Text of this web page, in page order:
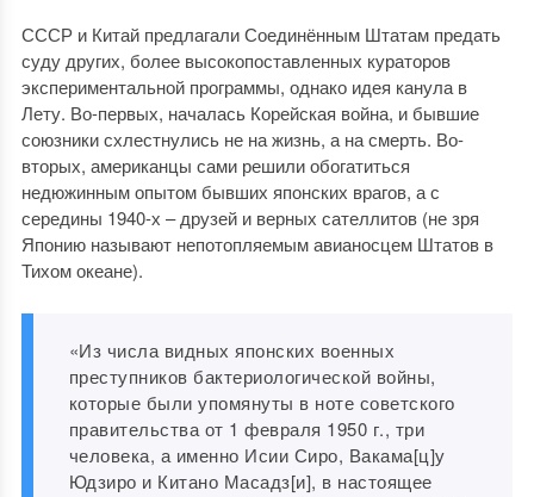
СССР и Китай предлагали Соединённым Штатам предать
суду других, более высокопоставленных кураторов
экспериментальной программы, однако идея канула в
Лету. Во-первых, началась Корейская война, и бывшие
союзники схлестнулись не на жизнь, а на смерть. Во-
вторых, американцы сами решили обогатиться
недюжинным опытом бывших японских врагов, а с
середины 1940-х – друзей и верных сателлитов (не зря
Японию называют непотопляемым авианосцем Штатов в
Тихом океане).
«Из числа видных японских военных
преступников бактериологической войны,
которые были упомянуты в ноте советского
правительства от 1 февраля 1950 г., три
человека, а именно Исии Сиро, Вакама[ц]у
Юдзиро и Китано Масадз[и], в настоящее